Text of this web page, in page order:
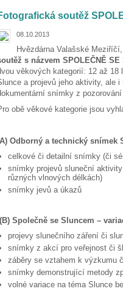
soutěž
08.10.2013
Hvězdárna Valašské
s názvem SPOLEČNĚ SE
věkových kategorií: 12 až
a projevů jeho aktivity, ale
snímky z
obě věkové kategorie jsou
Odborný a technický snímek
celkové či detailní snímky (či
snímky projevů sluneční
různých vlnových délkách)
snímky jevů a úkazů
(B) Společně se Sluncem –
projevy slunečního záření či
snímky z akcí pro veřejnost či
záběry se vztahem k výzkumu
snímky demonstrující metody
volné variace na téma Slunce